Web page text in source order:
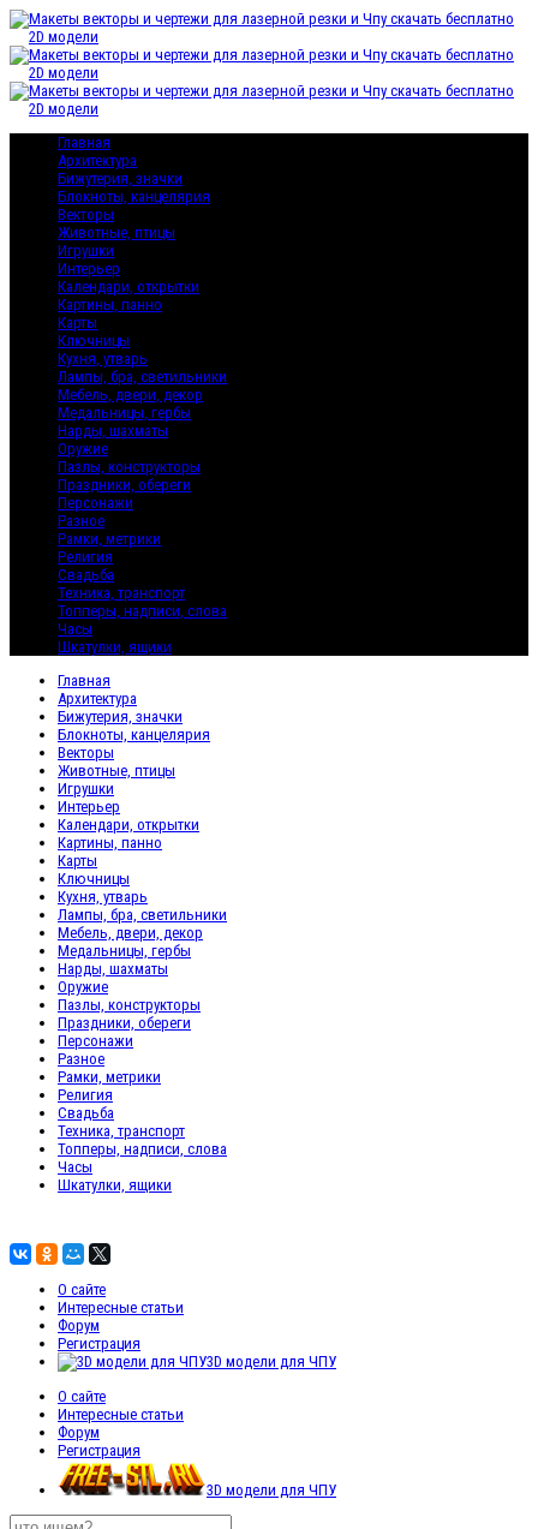
Главная
Архитектура
Бижутерия, значки
Блокноты, канцелярия
Векторы
Животные, птицы
Игрушки
Интерьер
Календари, открытки
Картины, панно
Карты
Ключницы
Кухня, утварь
Лампы, бра, светильники
Мебель, двери, декор
Медальницы, гербы
Нарды, шахматы
Оружие
Пазлы, конструкторы
Праздники, обереги
Персонажи
Разное
Рамки, метрики
Религия
Свадьба
Техника, транспорт
Топперы, надписи, слова
Часы
Шкатулки, ящики
Главная
Архитектура
Бижутерия, значки
Блокноты, канцелярия
Векторы
Животные, птицы
Игрушки
Интерьер
Календари, открытки
Картины, панно
Карты
Ключницы
Кухня, утварь
Лампы, бра, светильники
Мебель, двери, декор
Медальницы, гербы
Нарды, шахматы
Оружие
Пазлы, конструкторы
Праздники, обереги
Персонажи
Разное
Рамки, метрики
Религия
Свадьба
Техника, транспорт
Топперы, надписи, слова
Часы
Шкатулки, ящики
О сайте
Интересные статьи
Форум
Регистрация
3D модели для ЧПУ
О сайте
Интересные статьи
Форум
Регистрация
3D модели для ЧПУ